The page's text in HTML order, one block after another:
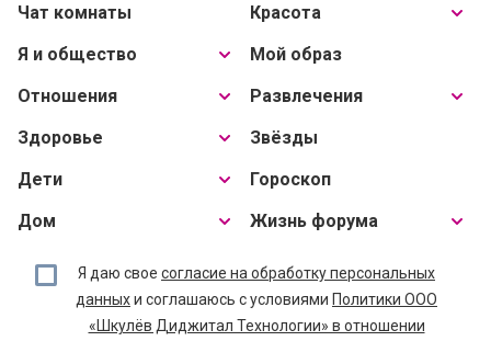
Чат комнаты
Я и общество
Отношения
Здоровье
Дети
Дом
Красота
Мой образ
Развлечения
Звёзды
Гороскоп
Жизнь форума
Я даю свое согласие на обработку персональных
данныхи соглашаюсь с условиями Политики ООО
«Шкулёв Диджитал Технологии» в отношении